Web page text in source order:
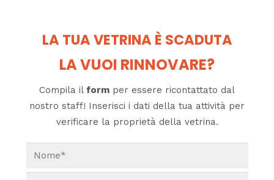
LA TUA VETRINA È SCADUTA
LA VUOI RINNOVARE?
Compila il form per essere ricontattato dal
nostro staff! Inserisci i dati della tua attività per
verificare la proprietà della vetrina.